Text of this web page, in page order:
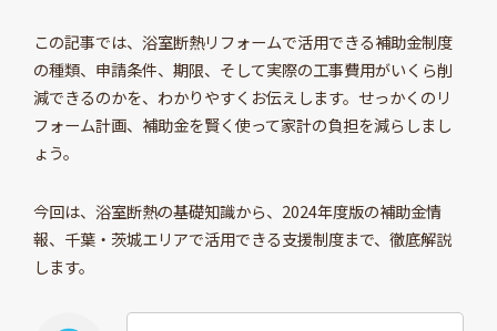
この記事では、浴室断熱リフォームで活用できる補助金制度
の種類、申請条件、期限、そして実際の工事費用がいくら削
減できるのかを、わかりやすくお伝えします。せっかくのリ
フォーム計画、補助金を賢く使って家計の負担を減らしまし
ょう。
今回は、浴室断熱の基礎知識から、2024年度版の補助金情
報、千葉・茨城エリアで活用できる支援制度まで、徹底解説
します。